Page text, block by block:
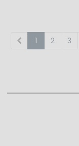
1 2 3